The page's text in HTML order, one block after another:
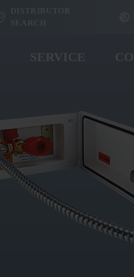
DISTRIBUTOR
SEARCH
SERVICE